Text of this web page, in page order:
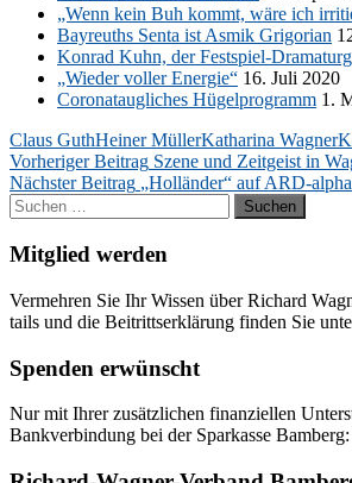
„Wenn kein Buh kommt, wäre ich
Bay­reuths Sen­ta ist As­mik Gri­go­ri­an
Kon­rad Kuhn, der Fest­spiel-Dra­ma­turg
„Wie­der vol­ler En­er­gie“ 16. Juli 2020
Co­ro­nat­aug­li­ches Hü­gel­pro­gramm 1.
Claus GuthHeiner MüllerKatharina Wagner
Beitragsnavigation
Vorheriger Beitrag Szene und Zeitgeist in
Nächster Beitrag „Holländer“ auf ARD-alpha
Suchen
nach:
Mitglied werden
Ver­meh­ren Sie Ihr Wis­sen über Ri­chard
tails und die Bei­tritts­er­klä­rung fin­den Sie
Spenden erwünscht
Nur mit Ih­rer zu­sätz­li­chen fi­nan­zi­el­len
Bank­ver­bin­dung bei der Spar­kas­se